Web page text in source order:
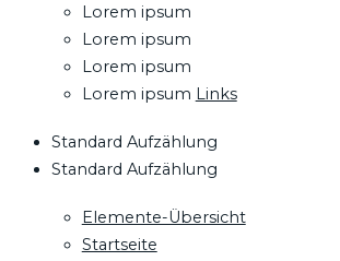
Lorem ipsum
Lorem ipsum
Lorem ipsum
Lorem ipsum Links
Standard Aufzählung
Standard Aufzählung
Elemente-Übersicht
Startseite